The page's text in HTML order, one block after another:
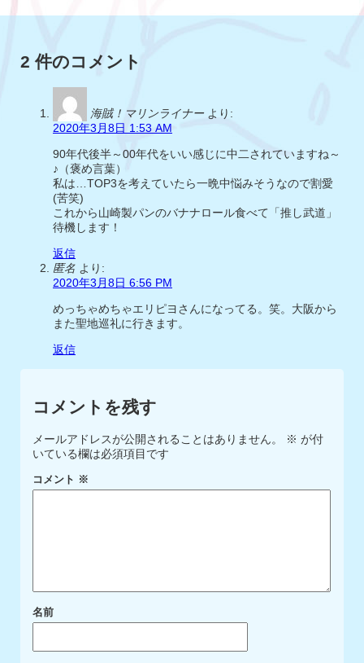
2 件のコメント
海賊！マリンライナー より:
2020年3月8日 1:53 AM
90年代後半～00年代をいい感じに中二されていますね～
♪（褒め言葉）
私は…TOP3を考えていたら一晩中悩みそうなので割愛
(苦笑)
これから山崎製パンのバナナロール食べて「推し武道」
待機します！
返信
匿名 より:
2020年3月8日 6:56 PM
めっちゃめちゃエリピヨさんになってる。笑。大阪から
また聖地巡礼に行きます。
返信
コメントを残す
メールアドレスが公開されることはありません。 ※ が付
いている欄は必須項目です
コメント ※
名前